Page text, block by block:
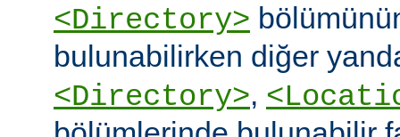
<Directory>
bulunabilirken diğer
<Directory>,